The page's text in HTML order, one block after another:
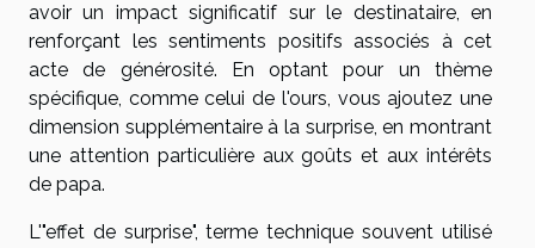
avoir un impact significatif sur le destinataire, en
renforçant les sentiments positifs associés à cet
acte de générosité. En optant pour un thème
spécifique, comme celui de l'ours, vous ajoutez une
dimension supplémentaire à la surprise, en montrant
une attention particulière aux goûts et aux intérêts
de papa.
L'"effet de surprise", terme technique souvent utilisé